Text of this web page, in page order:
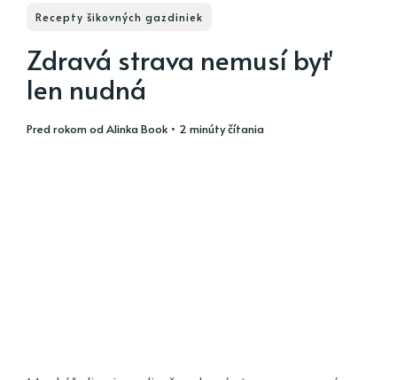
Recepty šikovných gazdiniek
Zdravá strava nemusí byť
len nudná
pred rokomodAlinka Book • 2 minúty čítania